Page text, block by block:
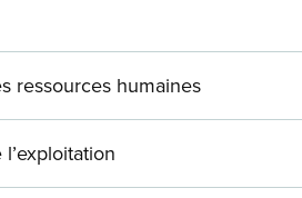
ressources humaines